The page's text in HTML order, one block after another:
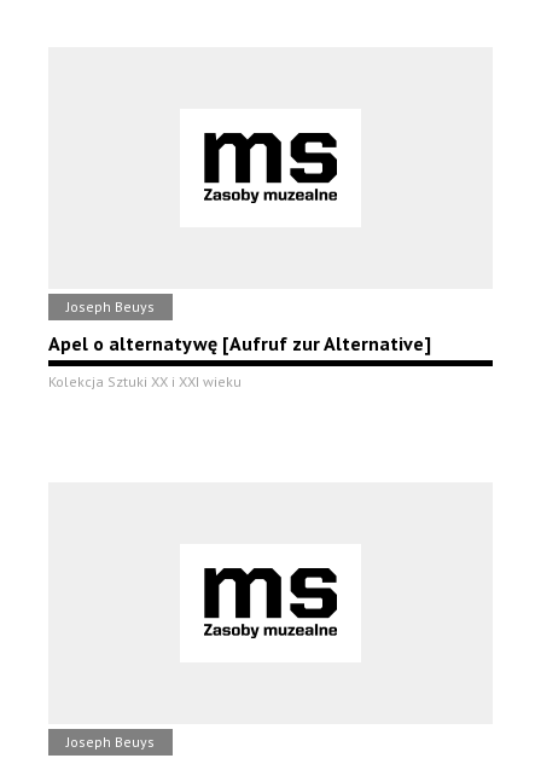
Joseph Beuys
Apel o alternatywę [Aufruf zur Alternative]
Kolekcja Sztuki XX i XXI wieku
Joseph Beuys